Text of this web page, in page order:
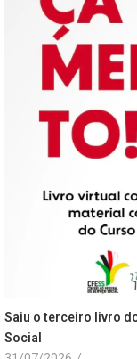
Saiu o terceiro livro
Social